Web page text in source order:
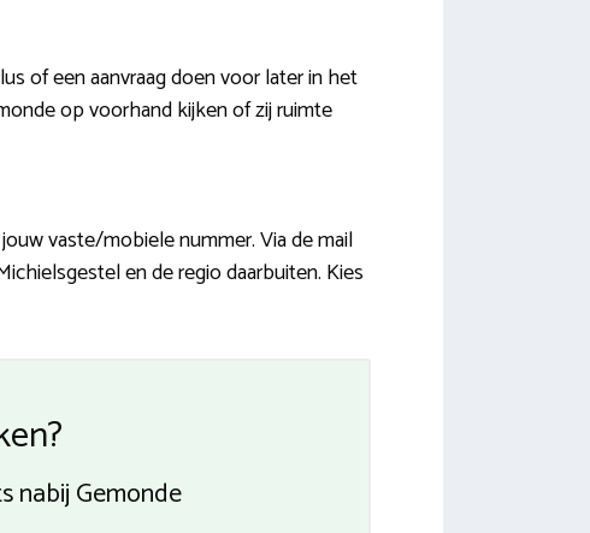
of een aanvraag doen voor later in het
op voorhand kijken of zij ruimte
vaste/mobiele nummer. Via de mail
en de regio daarbuiten. Kies
nabij Gemonde